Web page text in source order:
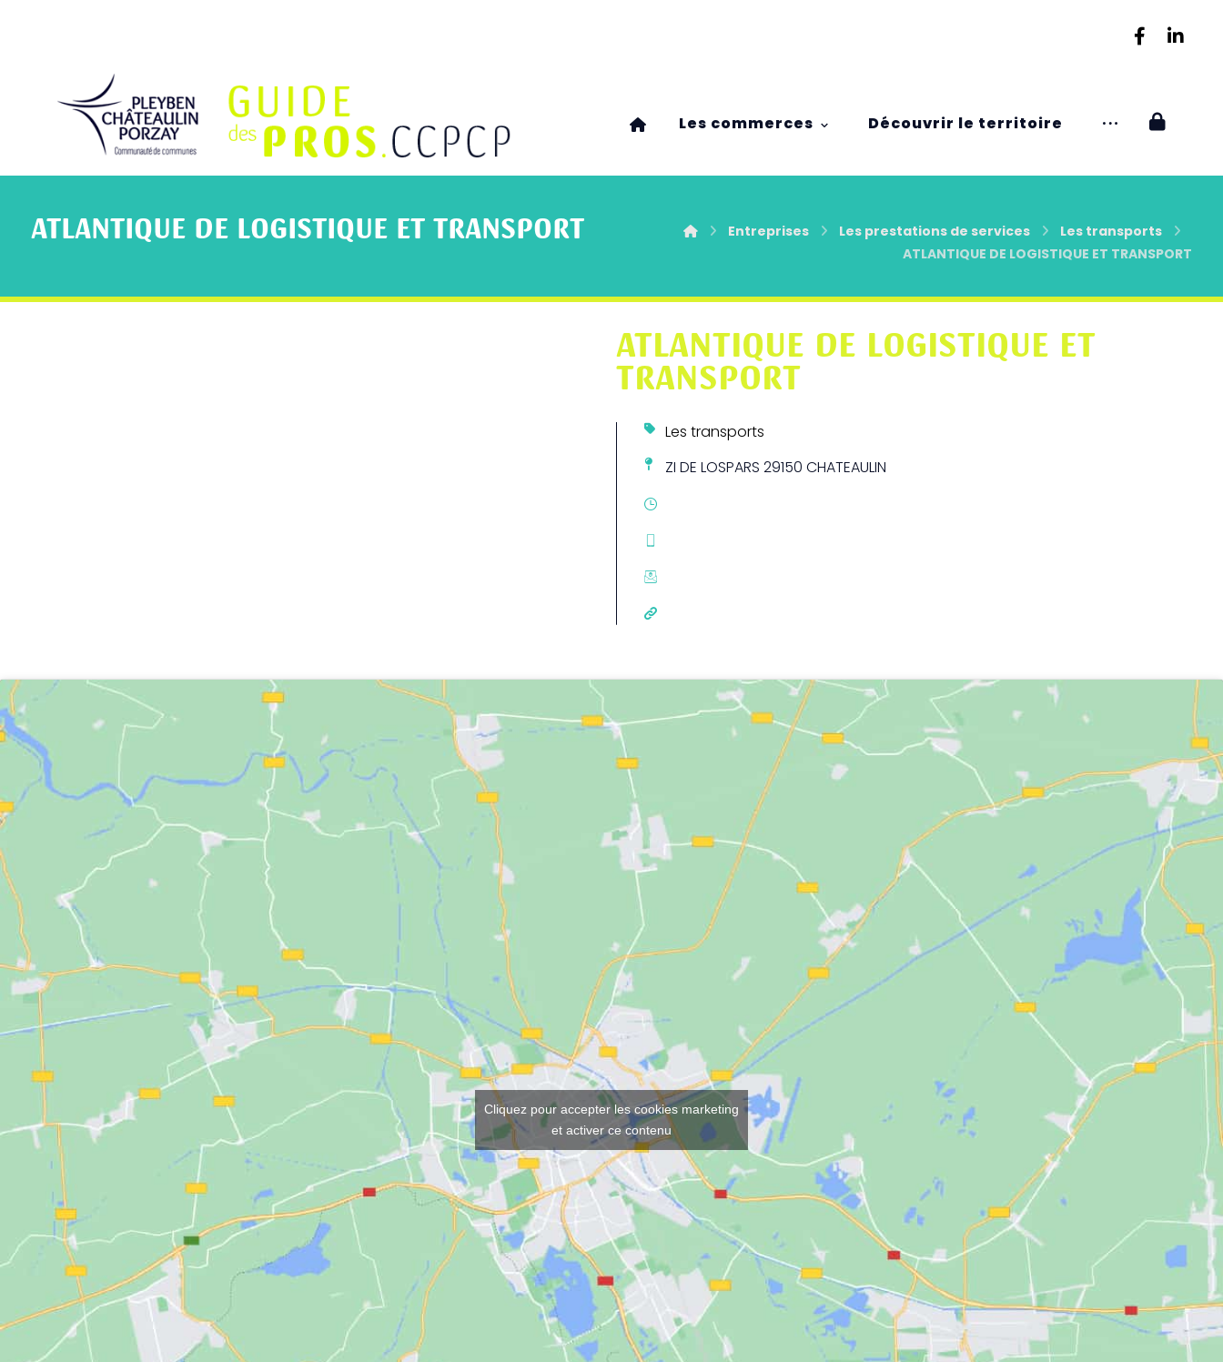
Les commerces Découvrir le territoire
ATLANTIQUE DE LOGISTIQUE ET TRANSPORT Entreprises Les prestations de services
Les transports
ATLANTIQUE DE LOGISTIQUE ET TRANSPORT
ATLANTIQUE DE LOGISTIQUE ET
TRANSPORT
Les transports
ZI DE LOSPARS 29150 CHATEAULIN
Cliquez pour accepter les cookies marketing
et activer ce contenu